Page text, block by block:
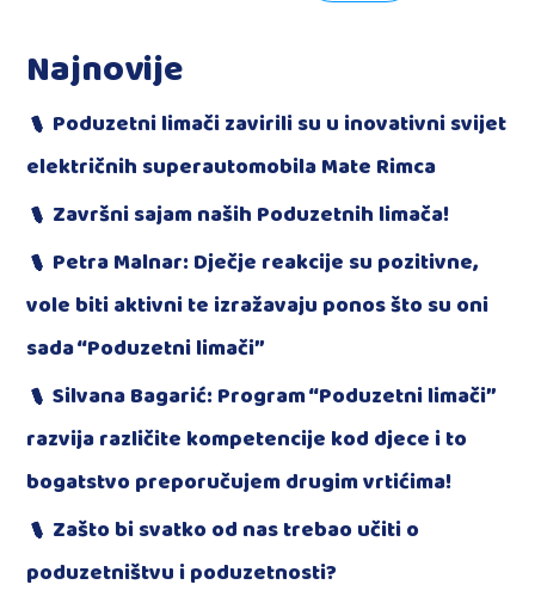
Najnovije
Poduzetni limači zavirili su u inovativni svijet
električnih superautomobila Mate Rimca
Završni sajam naših Poduzetnih limača!
Petra Malnar: Dječje reakcije su pozitivne,
vole biti aktivni te izražavaju ponos što su oni
sada “Poduzetni limači”
Silvana Bagarić: Program “Poduzetni limači”
razvija različite kompetencije kod djece i to
bogatstvo preporučujem drugim vrtićima!
Zašto bi svatko od nas trebao učiti o
poduzetništvu i poduzetnosti?